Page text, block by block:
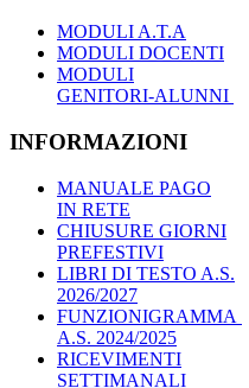
MODULI A.T.A
MODULI DOCENTI
MODULI
GENITORI-ALUNNI
INFORMAZIONI
MANUALE PAGO
IN RETE
CHIUSURE GIORNI
PREFESTIVI
LIBRI DI TESTO A.S.
2026/2027
FUNZIONIGRAMMA
A.S. 2024/2025
RICEVIMENTI
SETTIMANALI